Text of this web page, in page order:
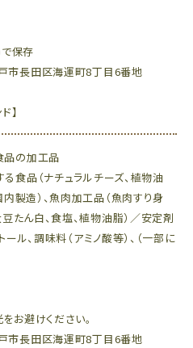
保存
長田区海運町8丁目6番地
】
品の加工品
食品（ナチュラルチーズ、植物油
内製造）、魚肉加工品（魚肉すり身
豆たん白、食塩、植物油脂）／安定剤
ール、調味料（アミノ酸等）、（一部に
お避けください。
長田区海運町8丁目6番地